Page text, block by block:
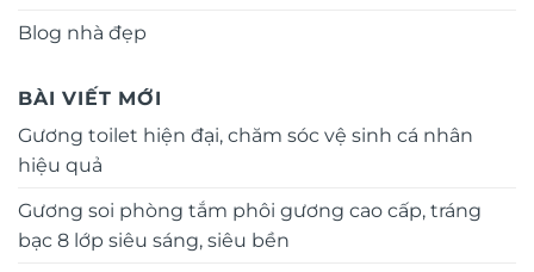
Blog nhà đẹp
BÀI VIẾT MỚI
Gương toilet hiện đại, chăm sóc vệ sinh cá nhân
hiệu quả
Gương soi phòng tắm phôi gương cao cấp, tráng
bạc 8 lớp siêu sáng, siêu bền